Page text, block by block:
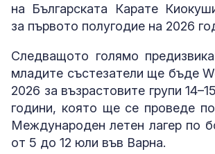
на Българската Карате
за първото полугодие на 2026
Следващото голямо
младите състезатели ще бъде
2026 за възрастовите групи
години, която ще се проведе
Международен летен лагер по
от 5 до 12 юли във Варна.